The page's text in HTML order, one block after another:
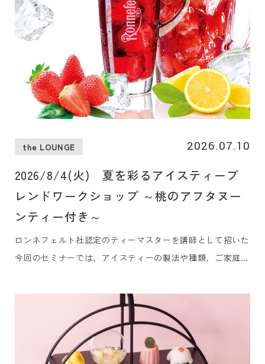
the LOUNGE 2026.07.10
2026/8/4(火) 夏を彩るアイスティーブ
レンドワークショップ ～桃のアフタヌー
ンティー付き～
ロンネフェルト社認定のティーマスターを講師として招いた
今回のセミナーでは、アイスティーの製法や種類、ご家庭で
ティーに使えるオリジナルティー作りを体験していただきま
す。オリジナルアイスティーブレンド作りを体験した後は、
旬の桃を使用した桃のアフタヌーンティーをお楽しみいただ